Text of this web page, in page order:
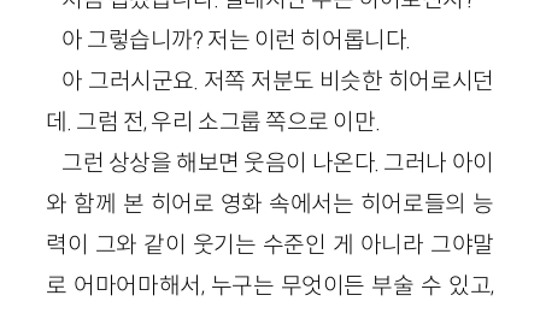
아 그렇습니까? 저는 이런 히어롭니다.
아 그러시군요. 저쪽 저분도 비슷한 히어로시던
데. 그럼 전, 우리 소그룹 쪽으로 이만.
그런 상상을 해보면 웃음이 나온다. 그러나 아이
와 함께 본 히어로 영화 속에서는 히어로들의 능
력이 그와 같이 웃기는 수준인 게 아니라 그야말
로 어마어마해서, 누구는 무엇이든 부술 수 있고,